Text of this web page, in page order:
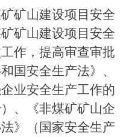
山建设项目安全
矿山建设项目安全
作，提高审查审批
国安全生产法》、
业安全生产工作的
、《非煤矿矿山企
》（国家安全生产